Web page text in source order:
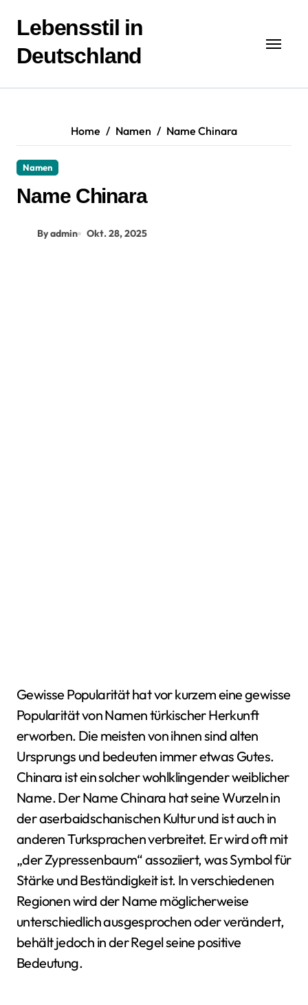
Inhalt
springen
Lebensstil in
Deutschland
Home Namen Name Chinara
Namen
Name Chinara
By admin Okt. 28, 2025
Gewisse Popularität hat vor kurzem eine gewisse
Popularität von Namen türkischer Herkunft
erworben. Die meisten von ihnen sind alten
Ursprungs und bedeuten immer etwas Gutes.
Chinara ist ein solcher wohlklingender weiblicher
Name. Der Name Chinara hat seine Wurzeln in
der aserbaidschanischen Kultur und ist auch in
anderen Turksprachen verbreitet. Er wird oft mit
„der Zypressenbaum“ assoziiert, was Symbol für
Stärke und Beständigkeit ist. In verschiedenen
Regionen wird der Name möglicherweise
unterschiedlich ausgesprochen oder verändert,
behält jedoch in der Regel seine positive
Bedeutung.